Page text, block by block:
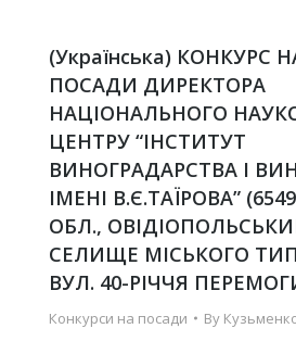
(Українська) КОНКУРС
ПОСАДИ ДИРЕКТОРА
НАЦІОНАЛЬНОГО
ЦЕНТРУ “ІНСТИТУТ
ВИНОГРАДАРСТВА І
ІМЕНІ В.Є.ТАЇРОВА”
ОБЛ.,
СЕЛИЩЕ МІСЬКОГО
ВУЛ. 40-РІЧЧЯ
Конкурси на посади By